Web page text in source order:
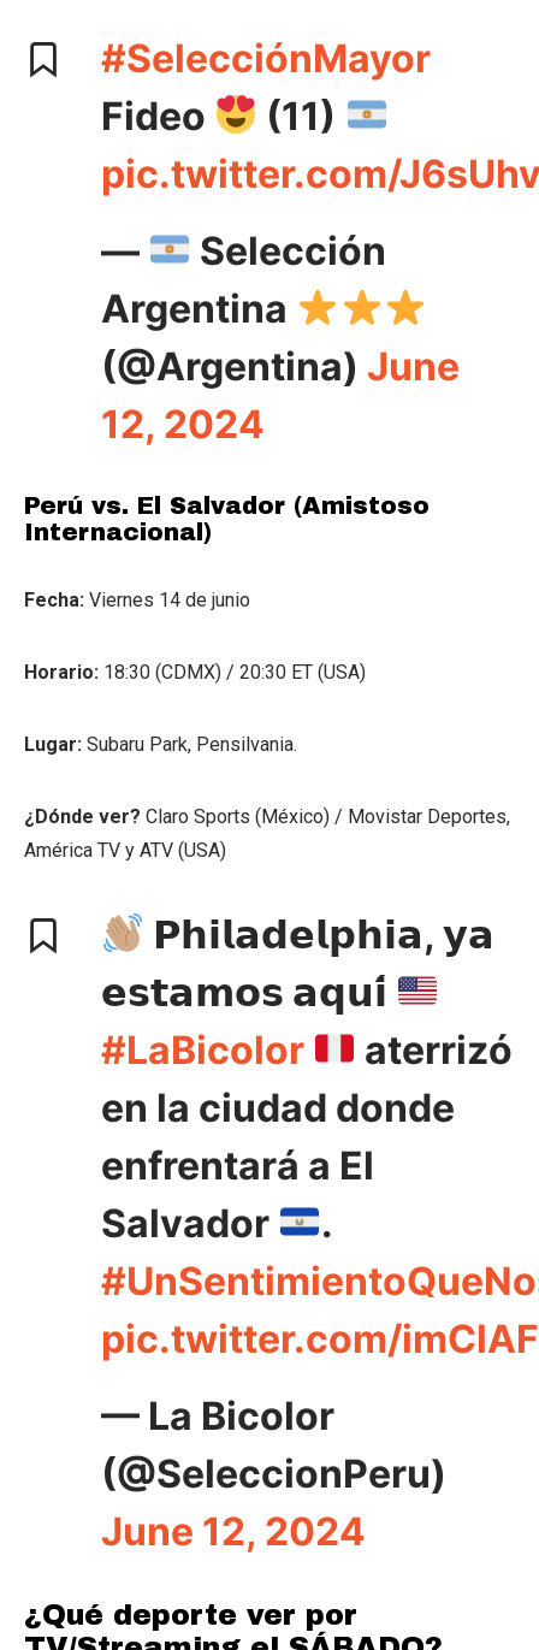
#SelecciónMayor
Fideo
(11)
pic.twitter.com/
—
Selección
Argentina
(@Argentina) June
12, 2024
Perú vs. El Salvador (Amistoso
Internacional)
Fecha: Viernes 14 de junio
Horario: 18:30 (CDMX) / 20:30 ET (USA)
Lugar: Subaru Park, Pensilvania.
¿Dónde ver? Claro Sports (México) / Movistar Deportes,
América TV y ATV (USA)
𝗣𝗵𝗶𝗹𝗮𝗱𝗲𝗹𝗽𝗵𝗶𝗮, 𝘆𝗮
𝗲𝘀𝘁𝗮𝗺𝗼𝘀 𝗮𝗾𝘂𝗶́
#LaBicolor
aterrizó
en la ciudad donde
enfrentará a El
Salvador
.
pic.twitter.com/
— La Bicolor
(@SeleccionPeru)
June 12, 2024
¿Qué deporte ver por